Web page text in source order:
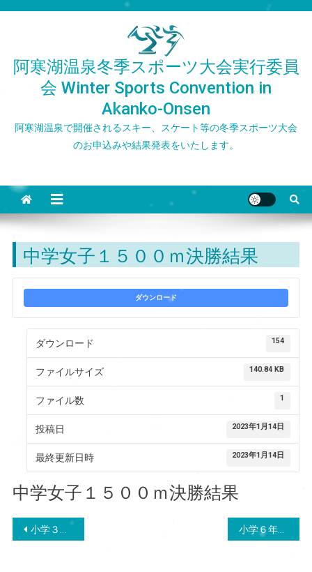
阿寒湖温泉冬季スポーツ大会実行委員
会 Winter Sports Convention in
Akanko-Onsen
阿寒湖温泉で開催されるスキー、スケート等の冬季スポーツ大会
のお申込みや結果発表をいたします。
中学女子１５００ｍ決勝結果
ダウンロード
ダウンロード 154
ファイルサイズ 140.84 KB
ファイル数 1
投稿日 2023年1月14日
最終更新日時 2023年1月14日
中学女子１５００ｍ決勝結果
投小学３年女子５００ｍ決勝結果